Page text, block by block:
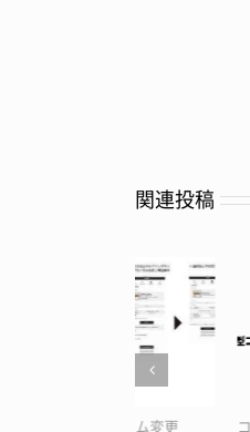
関連投稿